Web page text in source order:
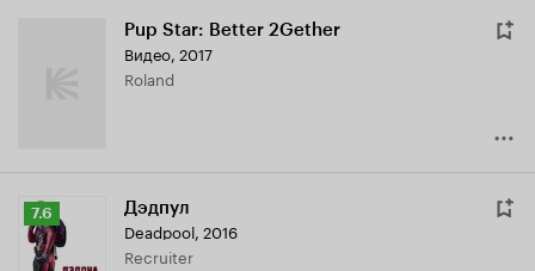
Pup Star: Better 2Gether
Видео, 2017
Roland
Рейтинг
Кинопоиска
7.6
7.6 Дэдпул
Deadpool, 2016
Recruiter